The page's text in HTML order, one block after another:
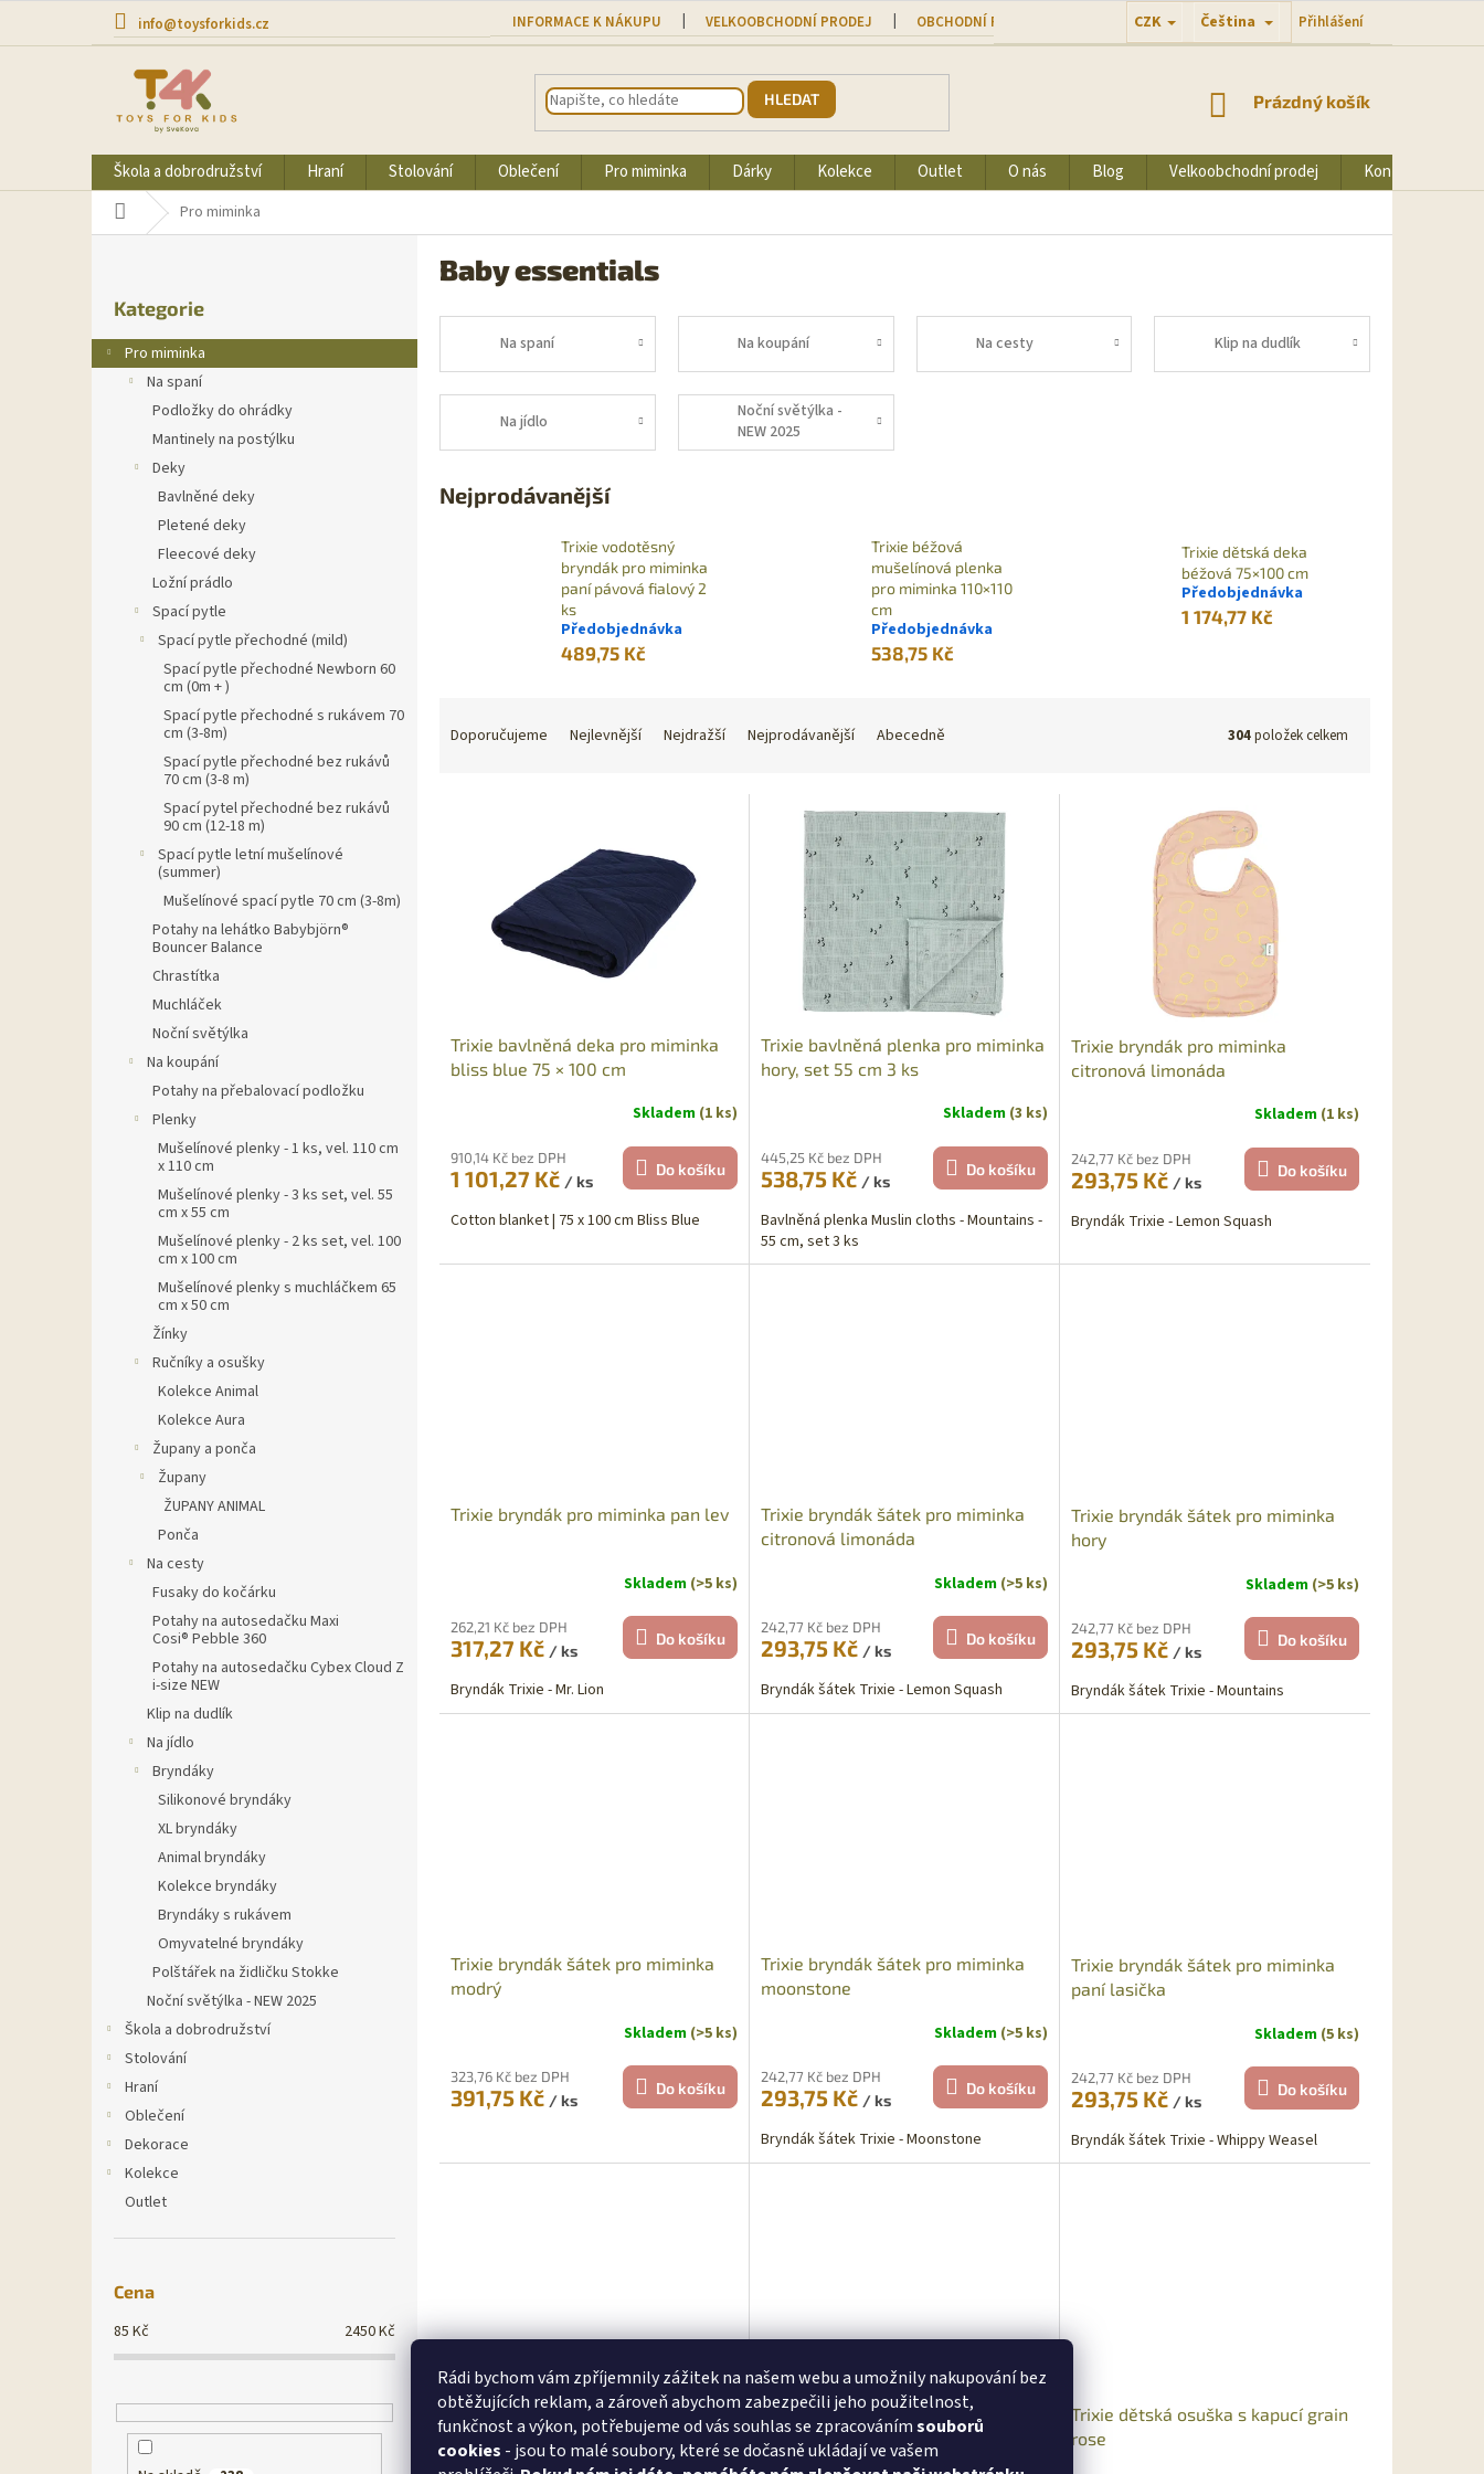
Rádi bychom vám zpříjemnily zážitek na našem webu a umožnily nakupování bez
obtěžujících reklam, a zároveň abychom zabezpečili jeho použitelnost,
funkčnost a výkon, potřebujeme od vás souhlas se zpracovánímsouborů
cookies - jsou to malé soubory, které se dočasně ukládají ve vašem
obsah
info@toysforkids.cz INFORMACE K NÁKUPU VELKOOBCHODNÍ PRODEJ OBCHODNÍ PODMÍNKY PODMÍNKY OCHRANY OSOBNÍCH ÚDAJŮ
CZK Čeština Přihlášení
HLEDAT
NÁKUPNÍ
Prázdný košík
Škola a dobrodružství Hraní Stolování Oblečení Pro miminka Dárky Kolekce Outlet O nás Blog Velkoobchodní prodej Kontakty
Domů Pro miminka
r
a
kategorie
Kategorie
Pro miminka
Na spaní
Podložky do ohrádky
Mantinely na postýlku
Deky
Bavlněné deky
Pletené deky
Fleecové deky
Ložní prádlo
Spací pytle
Spací pytle přechodné (mild)
Spací pytle přechodné Newborn 60
cm (0m + )
Spací pytle přechodné s rukávem 70
cm (3-8m)
Spací pytle přechodné bez rukávů
70 cm (3-8 m)
Spací pytel přechodné bez rukávů
90 cm (12-18 m)
Spací pytle letní mušelínové
(summer)
Mušelínové spací pytle 70 cm (3-8m)
Potahy na lehátko Babybjörn®
Bouncer Balance
Chrastítka
Muchláček
Noční světýlka
Na koupání
Potahy na přebalovací podložku
Plenky
Mušelínové plenky - 1 ks, vel. 110 cm
x 110 cm
Mušelínové plenky - 3 ks set, vel. 55
cm x 55 cm
Mušelínové plenky - 2 ks set, vel. 100
cm x 100 cm
Mušelínové plenky s muchláčkem 65
cm x 50 cm
Žínky
Ručníky a osušky
Kolekce Animal
Kolekce Aura
Župany a ponča
Župany
ŽUPANY ANIMAL
Ponča
Na cesty
Fusaky do kočárku
Potahy na autosedačku Maxi
Cosi® Pebble 360
Potahy na autosedačku Cybex Cloud Z
i-size NEW
Klip na dudlík
Na jídlo
Bryndáky
Silikonové bryndáky
XL bryndáky
Animal bryndáky
Kolekce bryndáky
Bryndáky s rukávem
Omyvatelné bryndáky
Polštářek na židličku Stokke
Noční světýlka - NEW 2025
Škola a dobrodružství
Stolování
Hraní
Oblečení
Dekorace
Kolekce
Outlet
Cena
85 Kč 2450Kč
Baby essentials
Na spaní Na koupání Na cesty Klip na dudlík
Na jídlo
Noční světýlka -
NEW 2025
Nejprodávanější
Trixie vodotěsný
bryndák pro miminka
paní pávová fialový 2
ks
Předobjednávka
489,75 Kč
Trixie béžová
mušelínová plenka
pro miminka 110×110
cm
Předobjednávka
538,75 Kč
Trixie dětská deka
béžová 75×100 cm
Předobjednávka
1 174,77 Kč
Doporučujeme Nejlevnější Nejdražší Nejprodávanější Abecedně 304položek celkem
Trixie bavlněná deka pro miminka
bliss blue 75 × 100 cm
Skladem (1 ks)
910,14 Kč bez DPH
1 101,27 Kč / ks
Do košíku
Cotton blanket | 75 x 100 cm Bliss Blue
Trixie bavlněná plenka pro miminka
hory, set 55 cm 3 ks
Skladem (3 ks)
445,25 Kč bez DPH
538,75 Kč / ks
Do košíku
Bavlněná plenka Muslin cloths - Mountains -
55 cm, set 3 ks
Trixie bryndák pro miminka
citronová limonáda
Skladem (1 ks)
242,77 Kč bez DPH
293,75 Kč / ks
Do košíku
Bryndák Trixie - Lemon Squash
Trixie bryndák pro miminka pan lev
Skladem (>5 ks)
262,21 Kč bez DPH
317,27 Kč / ks
Do košíku
Bryndák Trixie - Mr. Lion
Trixie bryndák šátek pro miminka
citronová limonáda
Skladem (>5 ks)
242,77 Kč bez DPH
293,75 Kč / ks
Do košíku
Bryndák šátek Trixie - Lemon Squash
Trixie bryndák šátek pro miminka
hory
Skladem (>5 ks)
242,77 Kč bez DPH
293,75 Kč / ks
Do košíku
Bryndák šátek Trixie - Mountains
Trixie bryndák šátek pro miminka
modrý
Skladem (>5 ks)
323,76 Kč bez DPH
391,75 Kč / ks
Do košíku
Trixie bryndák šátek pro miminka
moonstone
Skladem (>5 ks)
242,77 Kč bez DPH
293,75 Kč / ks
Do košíku
Bryndák šátek Trixie - Moonstone
Trixie bryndák šátek pro miminka
paní lasička
Skladem (5 ks)
242,77 Kč bez DPH
293,75 Kč / ks
Do košíku
Bryndák šátek Trixie - Whippy Weasel
Trixie bryndák šátek pro miminka
slunečné tečky
Trixie citronový klobouk pro
miminka 6 měsíců
Trixie dětská osuška s kapucí grain
rose